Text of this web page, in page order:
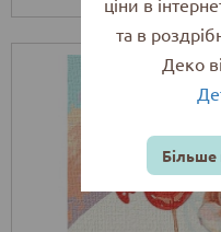
ціни в
та в
Деко
Більше